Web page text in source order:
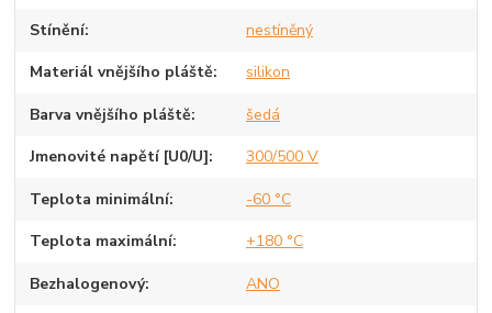
Stínění nestíněný
Materiál vnějšího pláště silikon
Barva vnějšího pláště šedá
Jmenovité napětí [U0/U] 300/500 V
Teplota minimální -60 °C
Teplota maximální +180 °C
Bezhalogenový ANO